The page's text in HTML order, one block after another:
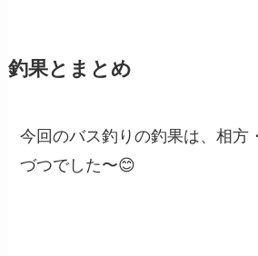
釣果とまとめ
今回のバス釣りの釣果は、相方
づつでした〜😊